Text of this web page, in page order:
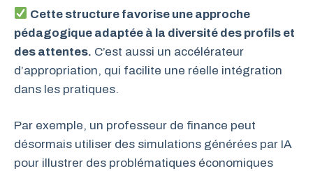
Cette structure favorise une approche
pédagogique adaptée à la diversité des profils et
des attentes. C’est aussi un accélérateur
d’appropriation, qui facilite une réelle intégration
dans les pratiques.
Par exemple, un professeur de finance peut
désormais utiliser des simulations générées par IA
pour illustrer des problématiques économiques